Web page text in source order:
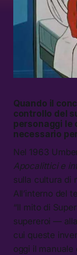
Quando il
controllo del
personaggi le
necessario
Nel 1963
Apocalittici e
sulla cultura di
All’interno del
“Il mito di
supereroi —
cui queste
oggi il